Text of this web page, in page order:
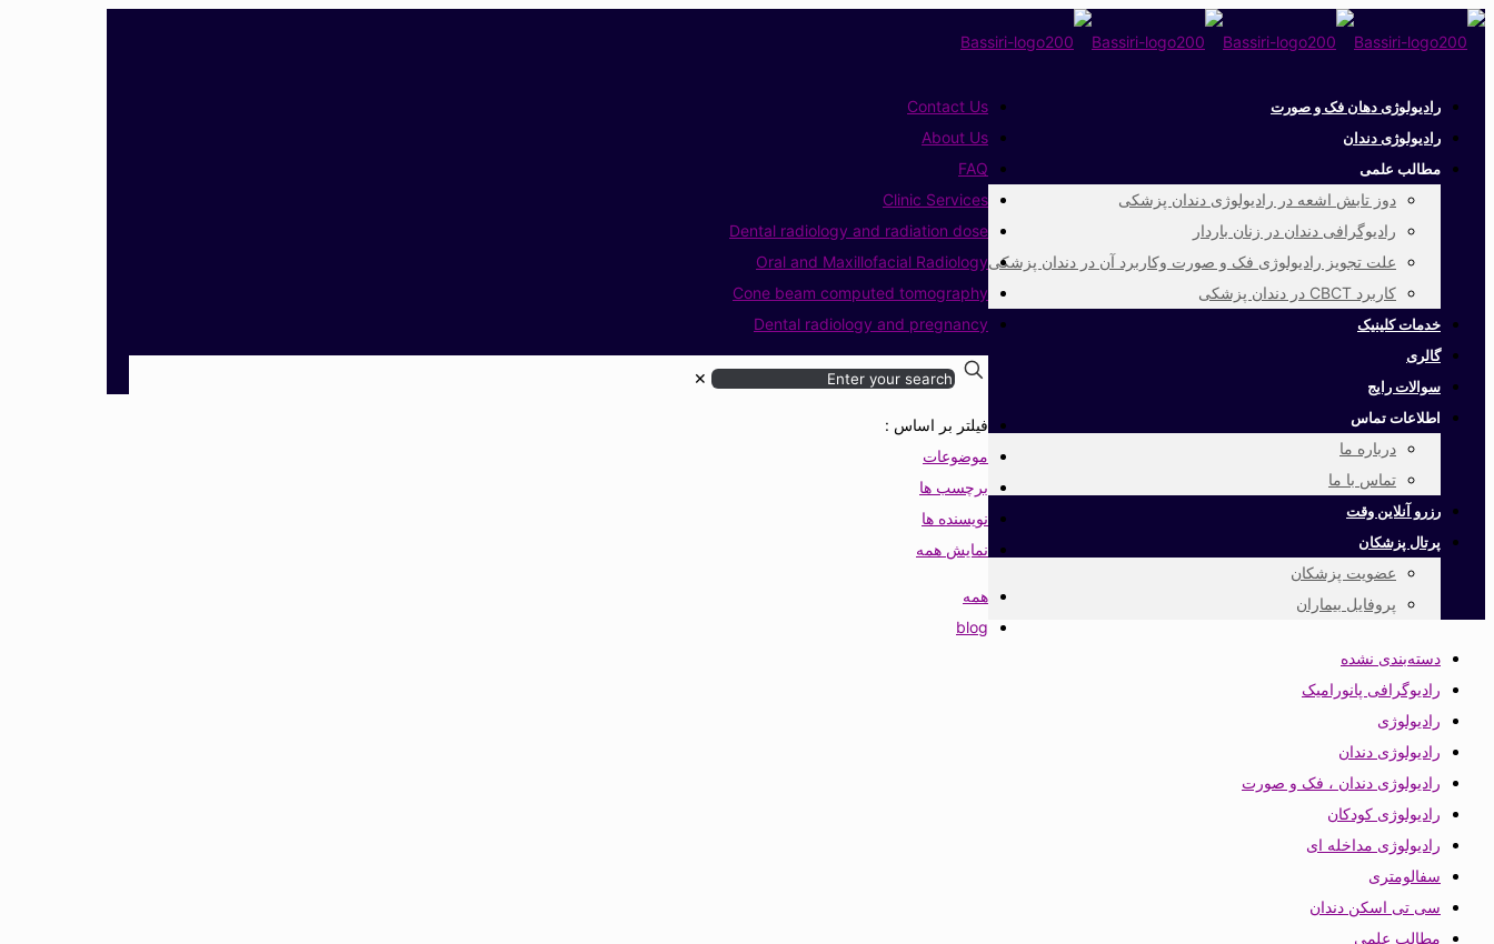
رادیولوژی دهان فک و صورت
رادیولوژی دندان
مطالب علمی
دوز تابش اشعه در رادیولوژی دندان پزشکی
رادیوگرافی دندان در زنان باردار
علت تجویز رادیولوژی فک و صورت وکاربرد آن در دندان پزشکی
کاربرد CBCT در دندان پزشکی
خدمات کلینیک
گالری
سوالات رایج
اطلاعات تماس
درباره ما
تماس با ما
رزرو آنلاین وقت
پرتال پزشکان
عضویت پزشکان
پروفایل بیماران
Contact Us
About Us
FAQ
Clinic Services
Dental radiology and radiation dose
Oral and Maxillofacial Radiology
Cone beam computed tomography
Dental radiology and pregnancy
✕
فیلتر بر اساس :
موضوعات
برچسب ها
نویسنده ها
نمایش همه
همه
blog
دسته‌بندی نشده
رادیوگرافی پانورامیک
رادیولوژی
رادیولوژی دندان
رادیولوژی دندان ، فک و صورت
رادیولوژی کودکان
رادیولوژی مداخله ای
سفالومتری
سی تی اسکن دندان
مطالب علمی